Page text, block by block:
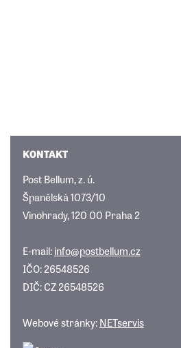
KONTAKT
Post Bellum, z. ú.
Španělská 1073/10
Vinohrady, 120 00 Praha 2
E-mail:info@postbellum.cz
IČO: 26548526
DIČ: CZ 26548526
Webové stránky:NETservis